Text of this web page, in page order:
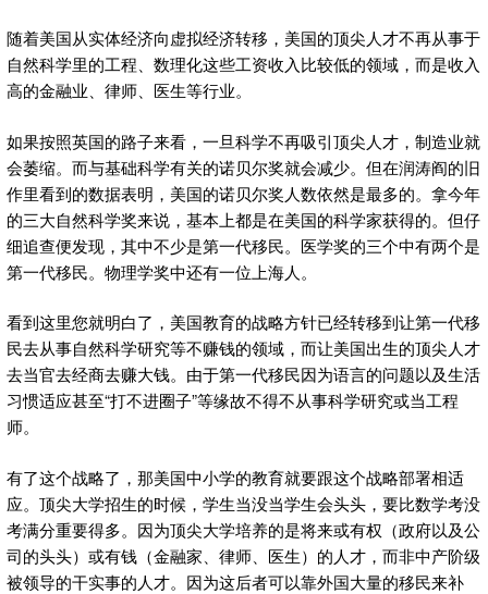
随着美国从实体经济向虚拟经济转移，美国的顶尖人才不再从事于
自然科学里的工程、数理化这些工资收入比较低的领域，而是收入
高的金融业、律师、医生等行业。
如果按照英国的路子来看，一旦科学不再吸引顶尖人才，制造业就
会萎缩。而与基础科学有关的诺贝尔奖就会减少。但在润涛阎的旧
作里看到的数据表明，美国的诺贝尔奖人数依然是最多的。拿今年
的三大自然科学奖来说，基本上都是在美国的科学家获得的。但仔
细追查便发现，其中不少是第一代移民。医学奖的三个中有两个是
第一代移民。物理学奖中还有一位上海人。
看到这里您就明白了，美国教育的战略方针已经转移到让第一代移
民去从事自然科学研究等不赚钱的领域，而让美国出生的顶尖人才
去当官去经商去赚大钱。由于第一代移民因为语言的问题以及生活
习惯适应甚至“打不进圈子”等缘故不得不从事科学研究或当工程
师。
有了这个战略了，那美国中小学的教育就要跟这个战略部署相适
应。顶尖大学招生的时候，学生当没当学生会头头，要比数学考没
考满分重要得多。因为顶尖大学培养的是将来或有权（政府以及公
司的头头）或有钱（金融家、律师、医生）的人才，而非中产阶级
被领导的干实事的人才。因为这后者可以靠外国大量的移民来补